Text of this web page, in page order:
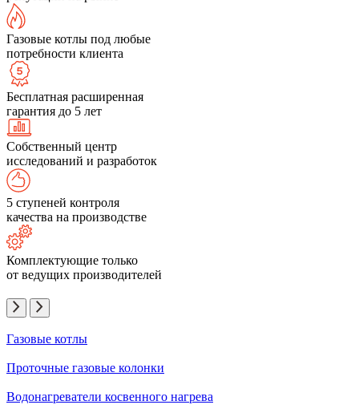
Газовые котлы под любые
потребности клиента
Бесплатная расширенная
гарантия до 5 лет
Собственный центр
исследований и разработок
5 ступеней контроля
качества на производстве
Комплектующие только
от ведущих производителей
Газовые котлы
Проточные газовые колонки
Водонагреватели косвенного нагрева